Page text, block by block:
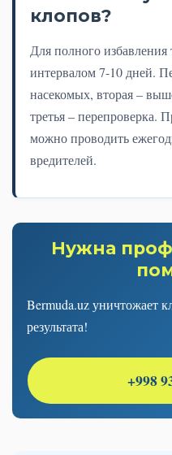
клопов?
Для полного избавления
интервалом 7-10 дней.
насекомых, вторая –
третья – перепроверка.
можно проводить
вредителей.
Нужна
Bermuda.uz уничтожает
результата!
+998